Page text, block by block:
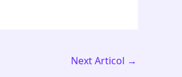
Next Articol →